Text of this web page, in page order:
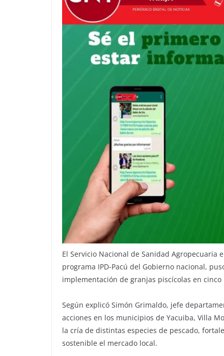
El Servicio Nacional de Sanidad Agropecuaria
programa IPD-Pacú del Gobierno nacional,
implementación de granjas piscícolas en
Según explicó Simón Grimaldo, jefe
acciones en los municipios de Yacuiba, Villa
la cría de distintas especies de pescado,
sostenible el mercado local.